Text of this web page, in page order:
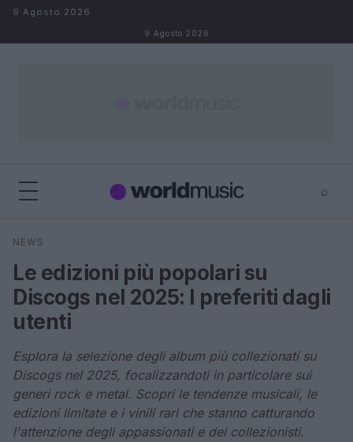
Salta al contenuto
9 Agosto 2026
9 Agosto 2026
⌕
Cerca
NEWS
Le edizioni più popolari su
Discogs nel 2025: I preferiti dagli
utenti
Esplora la selezione degli album più collezionati su
Discogs nel 2025, focalizzandoti in particolare sui
generi rock e metal. Scopri le tendenze musicali, le
edizioni limitate e i vinili rari che stanno catturando
l'attenzione degli appassionati e dei collezionisti.